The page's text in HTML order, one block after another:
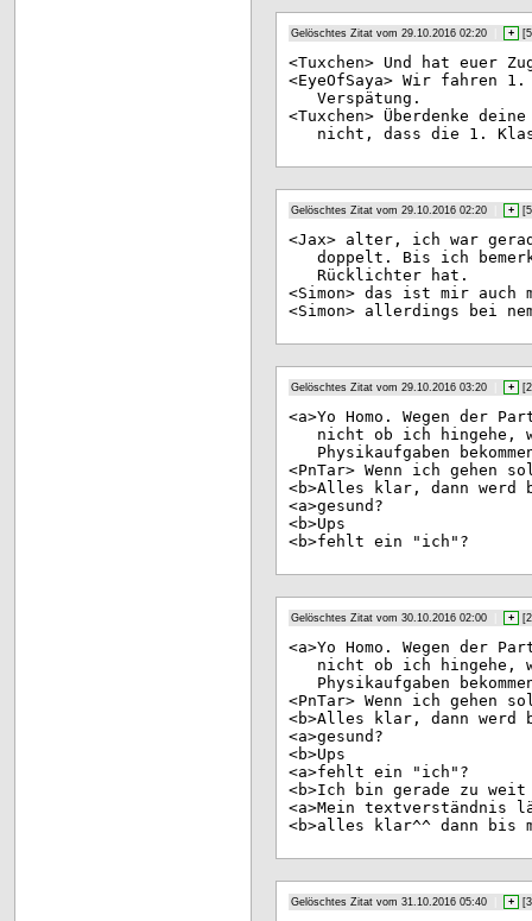
Gelöschtes Zitat vom 29.10.2016 02:20 + [
<Tuxchen> Und hat euer
<EyeOfSaya> Wir fahren
Verspätung.
<Tuxchen> Überdenke
nicht, dass die 1.
Gelöschtes Zitat vom 29.10.2016 02:20 + [
<Jax> alter, ich war
doppelt. Bis ich
Rücklichter hat.
<Simon> das ist mir auch
<Simon> allerdings bei
Gelöschtes Zitat vom 29.10.2016 03:20 + [
<a>Yo Homo. Wegen der
nicht ob ich hingehe,
Physikaufgaben
<PnTar> Wenn ich gehen
<b>Alles klar, dann werd
<a>gesund?
<b>Ups
<b>fehlt ein "ich"?
Gelöschtes Zitat vom 30.10.2016 02:00 + [
<a>Yo Homo. Wegen der
nicht ob ich hingehe,
Physikaufgaben
<PnTar> Wenn ich gehen
<b>Alles klar, dann werd
<a>gesund?
<b>Ups
<a>fehlt ein "ich"?
<b>Ich bin gerade zu weit
<a>Mein textverständnis
<b>alles klar^^ dann bis
Gelöschtes Zitat vom 31.10.2016 05:40 + [